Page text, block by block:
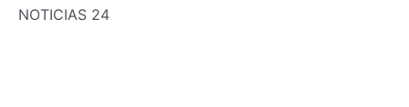
NOTICIAS 24